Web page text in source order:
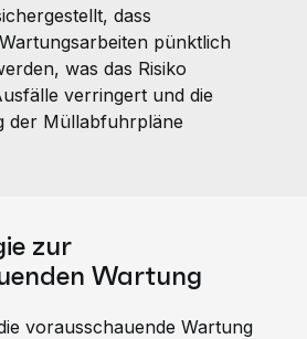
dass
pünktlich
was das Risiko
verringert und die
der Müllabfuhrpläne
zur
Wartung
vorausschauende Wartung